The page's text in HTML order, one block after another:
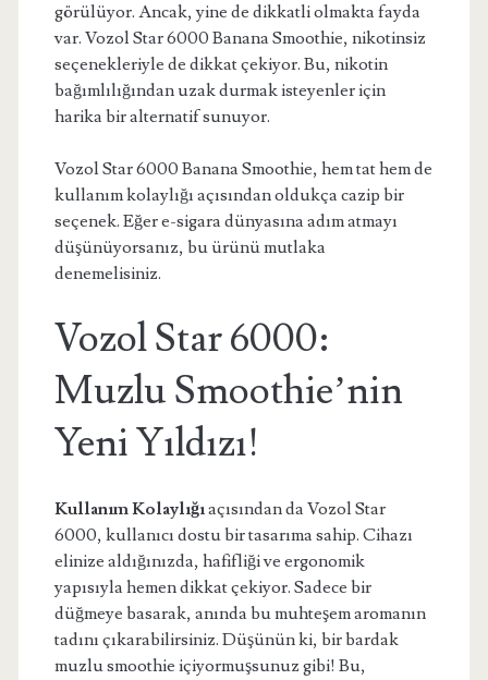
görülüyor. Ancak, yine de dikkatli olmakta fayda
var. Vozol Star 6000 Banana Smoothie, nikotinsiz
seçenekleriyle de dikkat çekiyor. Bu, nikotin
bağımlılığından uzak durmak isteyenler için
harika bir alternatif sunuyor.
Vozol Star 6000 Banana Smoothie, hem tat hem de
kullanım kolaylığı açısından oldukça cazip bir
seçenek. Eğer e-sigara dünyasına adım atmayı
düşünüyorsanız, bu ürünü mutlaka
denemelisiniz.
Vozol Star 6000:
Muzlu Smoothie’nin
Yeni Yıldızı!
Kullanım Kolaylığıaçısından da Vozol Star
6000, kullanıcı dostu bir tasarıma sahip. Cihazı
elinize aldığınızda, hafifliği ve ergonomik
yapısıyla hemen dikkat çekiyor. Sadece bir
düğmeye basarak, anında bu muhteşem aromanın
tadını çıkarabilirsiniz. Düşünün ki, bir bardak
muzlu smoothie içiyormuşsunuz gibi! Bu,